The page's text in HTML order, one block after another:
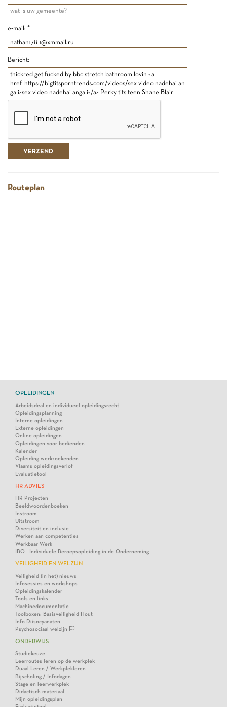
e-mail: *
Bericht:
Routeplan
OPLEIDINGEN
Arbeidsdeal en individueel opleidingsrecht
Opleidingsplanning
Interne opleidingen
Externe opleidingen
Online opleidingen
Opleidingen voor bedienden
Kalender
Opleiding werkzoekenden
Vlaams opleidingsverlof
Evaluatietool
HR ADVIES
HR Projecten
Beeldwoordenboeken
Instroom
Uitstroom
Diversiteit en inclusie
Werken aan competenties
Werkbaar Werk
IBO - Individuele Beroepsopleiding in de Onderneming
VEILIGHEID EN WELZIJN
Veiligheid (in het) nieuws
Infosessies en workshops
Opleidingskalender
Tools en links
Machinedocumentatie
Toolboxen: Basisveiligheid Hout
Info Diisocyanaten
Psychosociaal welzijn
ONDERWIJS
Studiekeuze
Leerroutes leren op de werkplek
Duaal Leren / Werkplekleren
Bijscholing / Infodagen
Stage en leerwerkplek
Didactisch materiaal
Mijn opleidingsplan